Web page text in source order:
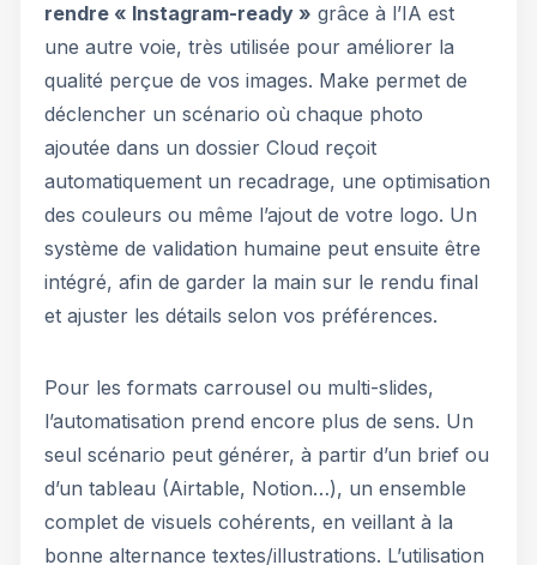
rendre « Instagram-ready » grâce à l’IA est
une autre voie, très utilisée pour améliorer la
qualité perçue de vos images. Make permet de
déclencher un scénario où chaque photo
ajoutée dans un dossier Cloud reçoit
automatiquement un recadrage, une optimisation
des couleurs ou même l’ajout de votre logo. Un
système de validation humaine peut ensuite être
intégré, afin de garder la main sur le rendu final
et ajuster les détails selon vos préférences.
Pour les formats carrousel ou multi-slides,
l’automatisation prend encore plus de sens. Un
seul scénario peut générer, à partir d’un brief ou
d’un tableau (Airtable, Notion…), un ensemble
complet de visuels cohérents, en veillant à la
bonne alternance textes/illustrations. L’utilisation